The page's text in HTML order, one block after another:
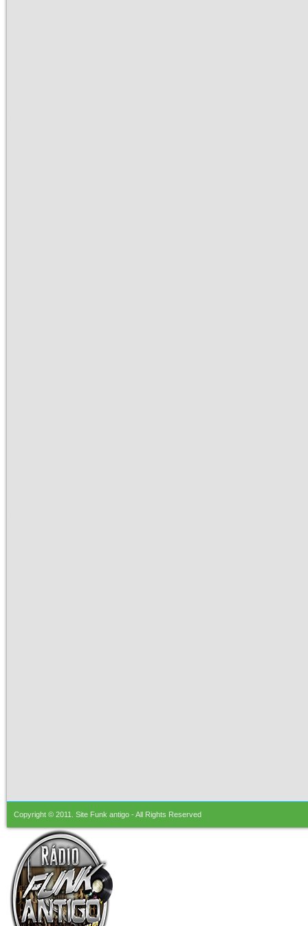
Copyright © 2011. Site Funk antigo - All Rights Reserved